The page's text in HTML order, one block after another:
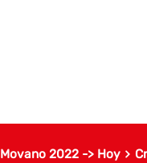
Movano 2022 -> Hoy